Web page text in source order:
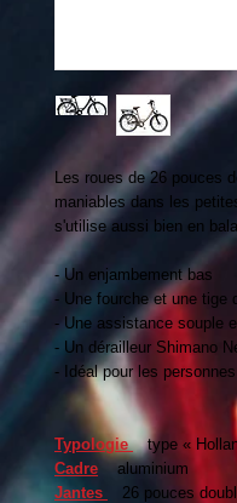
Les roues de 26 pouces
maniables dans les
s'utilise aussi bien en
- Un enjambement bas
- Une fourche et une tige
- Une assistance souple
- Un dérailleur Shimano
- Idéal pour les
Typologietype «
Cadre aluminium
Jantes
26 pouces